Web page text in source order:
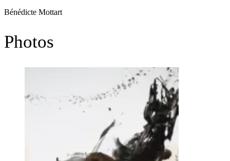
Bénédicte Mottart
Photos